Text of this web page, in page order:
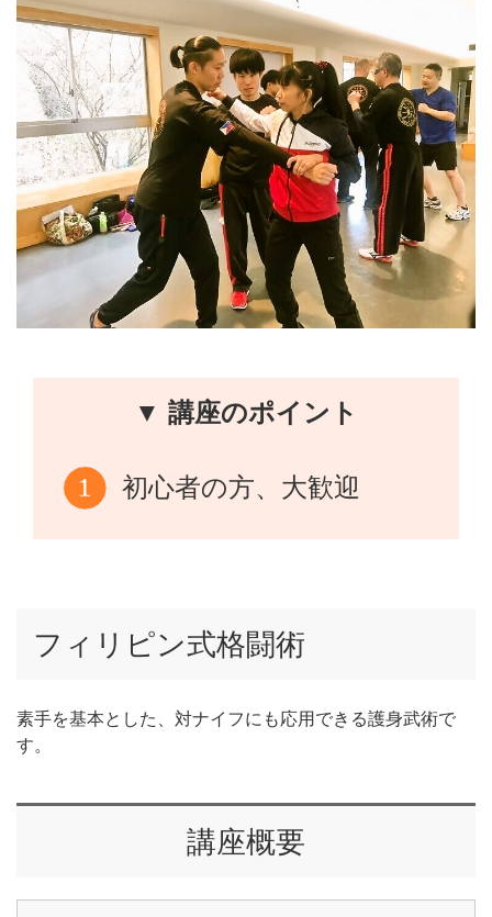
▼ 講座のポイント
初心者の方、大歓迎
フィリピン式格闘術
素手を基本とした、対ナイフにも応用できる護身武術で
す。
講座概要